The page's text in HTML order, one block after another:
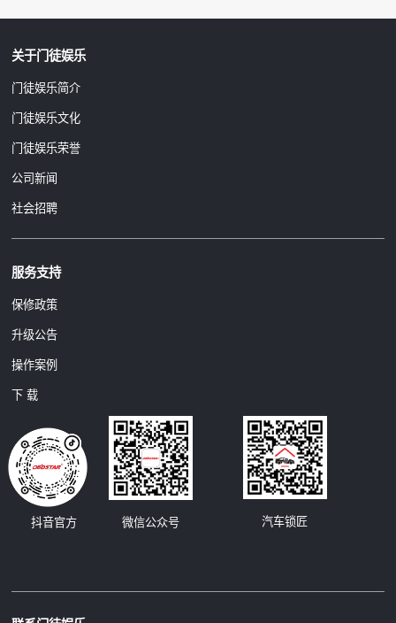
关于门徒娱乐
门徒娱乐简介
门徒娱乐文化
门徒娱乐荣誉
公司新闻
社会招聘
服务支持
保修政策
升级公告
操作案例
下 载
微信公众号
抖音官方 汽车锁匠